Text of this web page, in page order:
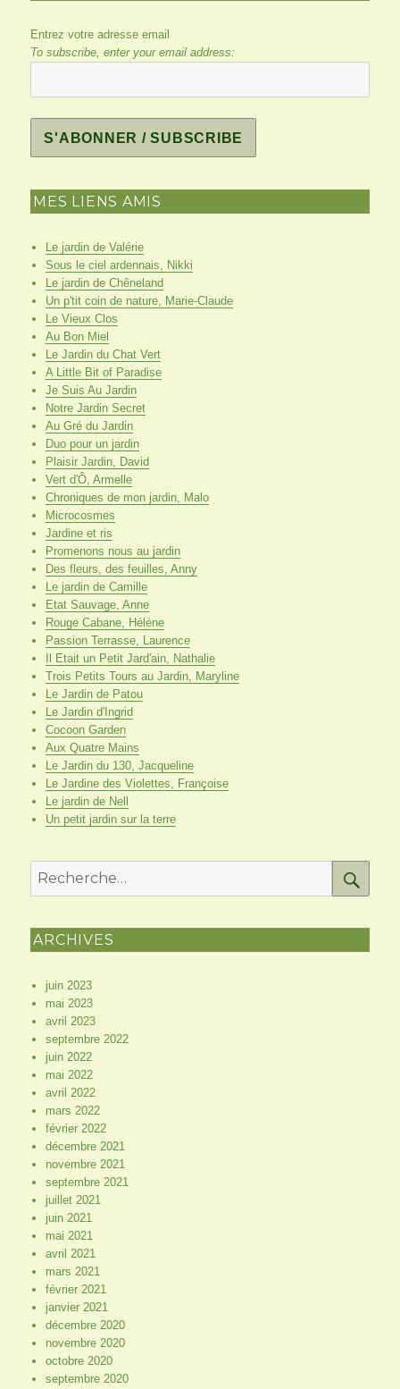
Entrez votre adresse email
To subscribe, enter your email address:
MES LIENS AMIS
Le jardin de Valérie
Sous le ciel ardennais, Nikki
Le jardin de Chêneland
Un p'tit coin de nature, Marie-Claude
Le Vieux Clos
Au Bon Miel
Le Jardin du Chat Vert
A Little Bit of Paradise
Je Suis Au Jardin
Notre Jardin Secret
Au Gré du Jardin
Duo pour un jardin
Plaisir Jardin, David
Vert d'Ô, Armelle
Chroniques de mon jardin, Malo
Microcosmes
Jardine et ris
Promenons nous au jardin
Des fleurs, des feuilles, Anny
Le jardin de Camille
Etat Sauvage, Anne
Rouge Cabane, Hélène
Passion Terrasse, Laurence
Il Etait un Petit Jard'ain, Nathalie
Trois Petits Tours au Jardin, Maryline
Le Jardin de Patou
Le Jardin d'Ingrid
Cocoon Garden
Aux Quatre Mains
Le Jardin du 130, Jacqueline
Le Jardine des Violettes, Françoise
Le jardin de Nell
Un petit jardin sur la terre
pour
ARCHIVES
juin 2023
mai 2023
avril 2023
septembre 2022
juin 2022
mai 2022
avril 2022
mars 2022
février 2022
décembre 2021
novembre 2021
septembre 2021
juillet 2021
juin 2021
mai 2021
avril 2021
mars 2021
février 2021
janvier 2021
décembre 2020
novembre 2020
octobre 2020
septembre 2020